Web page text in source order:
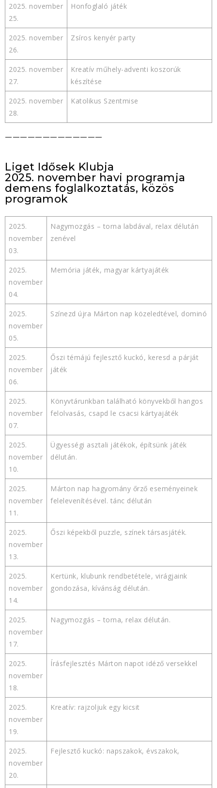
2025. november
25.
Honfoglaló játék
2025. november
26.
Zsíros kenyér party
2025. november
27.
Kreatív műhely-adventi koszorúk
készítése
2025. november
28.
Katolikus Szentmise
—————————————
Liget Idősek Klubja
2025. november havi programja
demens foglalkoztatás, közös
programok
2025.
november
03.
Nagymozgás – torna labdával, relax délután
zenével
2025.
november
04.
Memória játék, magyar kártyajáték
2025.
november
05.
Színezd újra Márton nap közeledtével, dominó
2025.
november
06.
Őszi témájú fejlesztő kuckó, keresd a párját
játék
2025.
november
07.
Könyvtárunkban található könyvekből hangos
felolvasás, csapd le csacsi kártyajáték
2025.
november
10.
Ügyességi asztali játékok, építsünk játék
délután.
2025.
november
11.
Márton nap hagyomány őrző eseményeinek
felelevenítésével. tánc délután
2025.
november
13.
Őszi képekből puzzle, színek társasjáték.
2025.
november
14.
Kertünk, klubunk rendbetétele, virágjaink
gondozása, kívánság délután.
2025.
november
17.
Nagymozgás – torna, relax délután.
2025.
november
18.
Írásfejlesztés Márton napot idéző versekkel
2025.
november
19.
Kreatív: rajzoljuk egy kicsit
2025.
november
20.
Fejlesztő kuckó: napszakok, évszakok,